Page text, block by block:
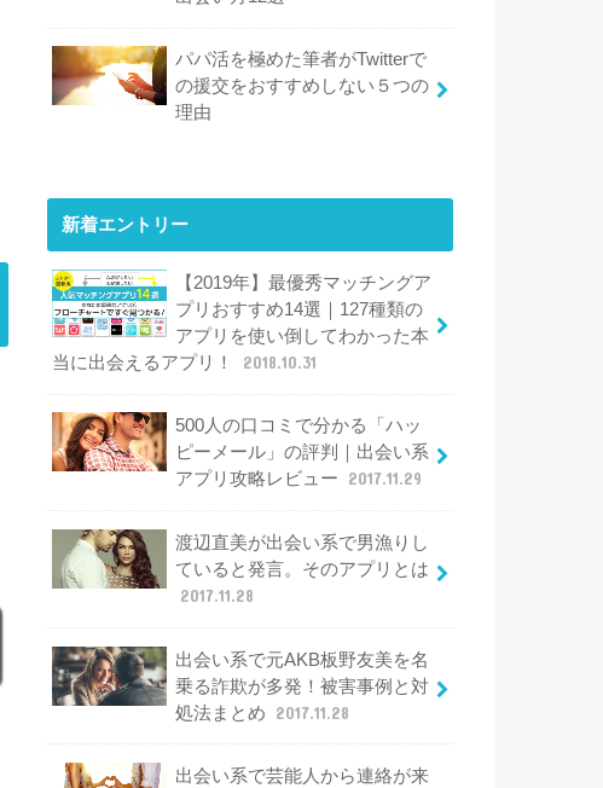
パパ活を極めた筆者がTwitterで
の援交をおすすめしない５つの
理由
新着エントリー
【2019年】最優秀マッチングア
プリおすすめ14選｜127種類の
アプリを使い倒してわかった本
当に出会えるアプリ！
2018.10.31
500人の口コミで分かる「ハッ
ピーメール」の評判｜出会い系
アプリ攻略レビュー
2017.11.29
渡辺直美が出会い系で男漁りし
ていると発言。そのアプリとは
2017.11.28
出会い系で元AKB板野友美を名
乗る詐欺が多発！被害事例と対
処法まとめ
2017.11.28
出会い系で芸能人から連絡が来